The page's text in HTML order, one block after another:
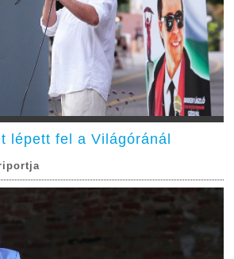
lépett fel a Világóránál